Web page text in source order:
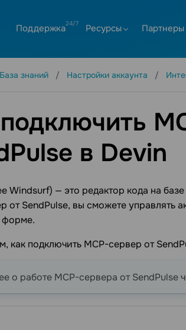
Поддержка Ресурсы Партнеры
База знаний Настройки аккаунта
в Devin
Windsurf) — это редактор кода на
от SendPulse, вы сможете управлять
форме.
как подключить MCP-сервер от
о работе MCP-сервера от SendPulse